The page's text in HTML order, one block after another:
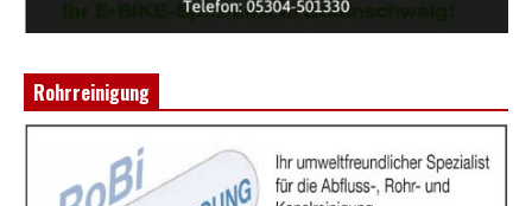
Rohrreinigung